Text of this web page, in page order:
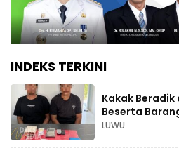
INDEKS TERKINI
Kakak Beradik
Beserta
LUWU